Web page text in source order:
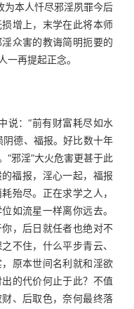
本人忏尽邪淫夙罪今后
增上，末学在此将本师
众害的教诲简明扼要的
一再提起正念。
：“前有财富耗尽如水
德、福报。好比数十年
“邪淫”大火危害更甚于此
福报，淫心一起，福报
殆尽。正在求学之人，
如流星一样离你远去。
，后日就任者也绝对不
不住，什么平步青云、
原本世间名利就和淫欲
的代价何止于此？不值
、后取色，奈何最终落